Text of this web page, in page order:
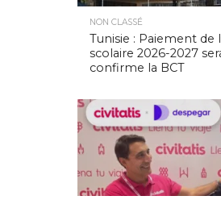
NON CLASSÉ
Tunisie : Paiement de
scolaire 2026-2027
confirme la BCT